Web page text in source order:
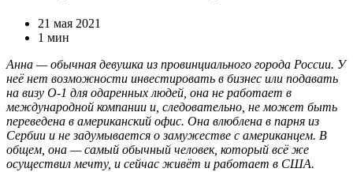
21 мая 2021
1 мин
Анна — обычная девушка из провинциального города России. У
неё нет возможности инвестировать в бизнес или подавать
на визу O-1 для одаренных людей, она не работает в
международной компании и, следовательно, не может быть
переведена в американский офис. Она влюблена в парня из
Сербии и не задумывается о замужестве с американцем. В
общем, она — самый обычный человек, который всё же
осуществил мечту, и сейчас живёт и работает в США.